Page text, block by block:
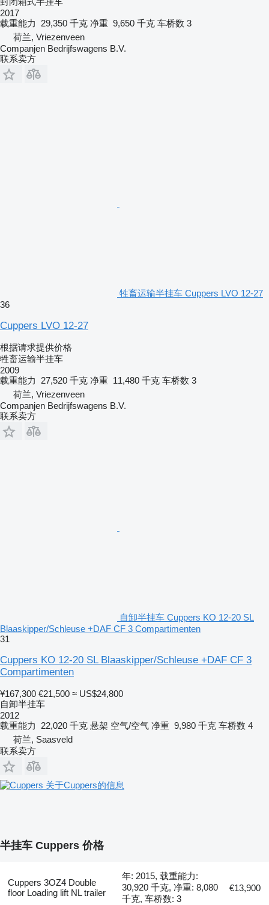
2017
载重能力
29,350 千克 净重 9,650 千克 车桥数 3
荷兰, Vriezenveen
Companjen Bedrijfswagens B.V.
联系卖方
牲畜运输半挂车 Cuppers LVO 12-27
36
Cuppers LVO 12-27
根据请求提供价格
牲畜运输半挂车
2009
载重能力
27,520 千克 净重 11,480 千克 车桥数 3
荷兰, Vriezenveen
Companjen Bedrijfswagens B.V.
联系卖方
自卸半挂车 Cuppers KO 12-20 SL
Blaaskipper/Schleuse +DAF CF 3 Compartimenten
31
Cuppers KO 12-20 SL Blaaskipper/Schleuse +DAF CF 3
Compartimenten
¥167,300 €21,500 ≈ US$24,800
自卸半挂车
2012
载重能力
22,020 千克 悬架 空气/空气 净重 9,980 千克 车桥数 4
荷兰, Saasveld
联系卖方
关于Cuppers的信息
半挂车 Cuppers 价格
Cuppers 3OZ4 Double
floor Loading lift NL trailer
年: 2015, 载重能力:
30,920 千克, 净重: 8,080
千克, 车桥数: 3
€13,900